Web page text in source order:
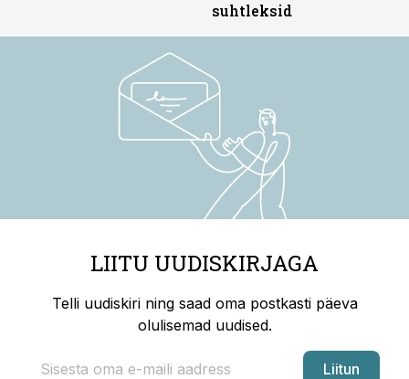
suhtleksid
LIITU UUDISKIRJAGA
Telli uudiskiri ning saad oma postkasti päeva
olulisemad uudised.
Liitun